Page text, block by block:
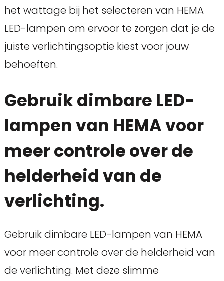
het wattage bij het selecteren van HEMA
LED-lampen om ervoor te zorgen dat je de
juiste verlichtingsoptie kiest voor jouw
behoeften.
Gebruik dimbare LED-
lampen van HEMA voor
meer controle over de
helderheid van de
verlichting.
Gebruik dimbare LED-lampen van HEMA
voor meer controle over de helderheid van
de verlichting. Met deze slimme